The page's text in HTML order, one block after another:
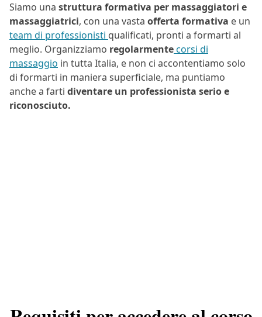
Siamo una struttura formativa per massaggiatori e
massaggiatrici, con una vasta offerta formativa e un
team di professionisti qualificati, pronti a formarti al
meglio. Organizziamo regolarmentecorsi di
massaggio in tutta Italia, e non ci accontentiamo solo
di formarti in maniera superficiale, ma puntiamo
anche a farti diventare un professionista serio e
riconosciuto.